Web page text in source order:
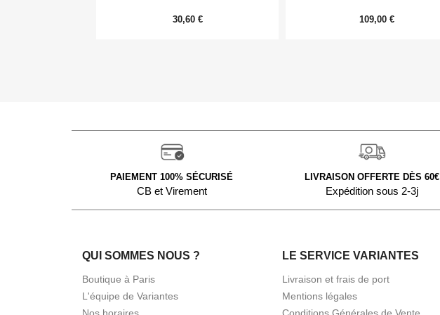
30,60 € 109,00 €
PAIEMENT 100% SÉCURISÉ
CB et Virement
LIVRAISON OFFERTE DÈS 60€
Expédition sous 2-3j
QUI SOMMES NOUS ?
Boutique à Paris
L'équipe de Variantes
LE SERVICE VARIANTES
Livraison et frais de port
Mentions légales